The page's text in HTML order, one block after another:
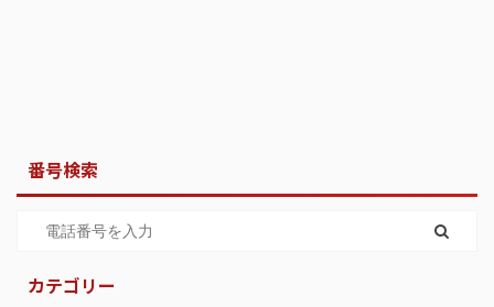
番号検索
カテゴリー